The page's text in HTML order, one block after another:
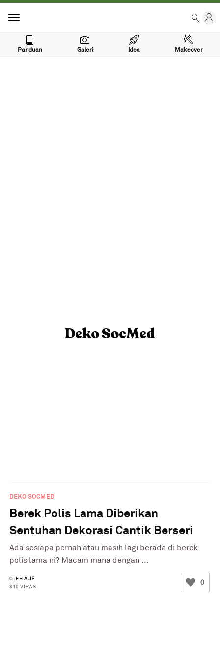
Panduan Galeri Idea Makeover
Deko SocMed
DEKO SOCMED
Berek Polis Lama Diberikan
Sentuhan Dekorasi Cantik Berseri
Ada sesiapa pernah atau masih lagi berada di berek
polis lama ni? Macam mana dengan ...
OLEH ALIF
310 VIEWS
0